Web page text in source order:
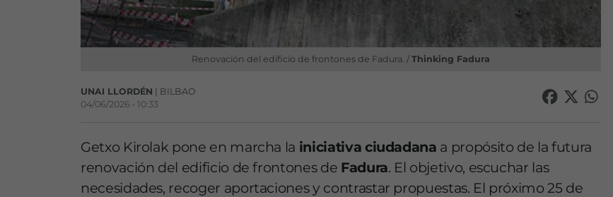
Renovación del edificio de frontones de Fadura. / Thinking Fadura
UNAI LLORDÉN | BILBAO
04/06/2026 • 10:33
Getxo Kirolak pone en marcha la iniciativa ciudadana a propósito de la futura
renovación del edificio de frontones de Fadura. El objetivo, escuchar las
necesidades, recoger aportaciones y contrastar propuestas. El próximo 25 de